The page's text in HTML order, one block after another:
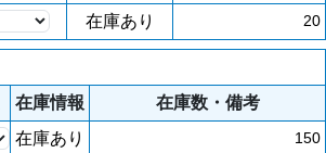
在庫あり 20
在庫情報
在庫数・備考
在庫あり 150